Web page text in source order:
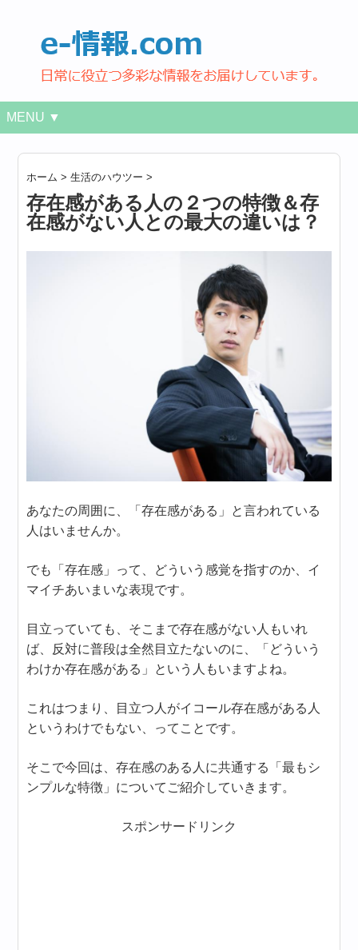
MENU ▼
ホーム >生活のハウツー >
存在感がある人の２つの特徴＆存
在感がない人との最大の違いは？
あなたの周囲に、「存在感がある」と言われている
人はいませんか。
でも「存在感」って、どういう感覚を指すのか、イ
マイチあいまいな表現です。
目立っていても、そこまで存在感がない人もいれ
ば、反対に普段は全然目立たないのに、「どういう
わけか存在感がある」という人もいますよね。
これはつまり、目立つ人がイコール存在感がある人
というわけでもない、ってことです。
そこで今回は、存在感のある人に共通する「最もシ
ンプルな特徴」についてご紹介していきます。
スポンサードリンク